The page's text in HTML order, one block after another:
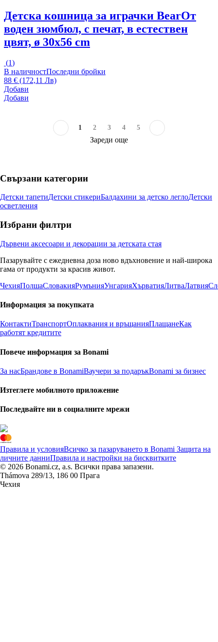
Детска кошница за играчки BearОт
воден зюмбюл, с печат, в естествен
цвят, ø 30x56 cm
(1)
В наличностПоследни бройки
88 € (172,11 Лв)
Добави
Добави
1 2 3 4 5
Зареди още
Свързани категории
Детски тапетиДетски стикериБалдахини за детско леглоДетски
осветления
Избрани филтри
Дървени аксесоари и декорации за детската стая
Пазарувайте с ежедневна доза ново вдъхновение и най-широка
гама от продукти за красив живот.
ЧехияПолшаСловакияРумънияУнгарияХърватияЛитваЛатвия
Информация за покупката
КонтактиТранспортОплаквания и връщанияПлащанеКак
работят кредитите
Повече информация за Bonami
За насБрандове в BonamiВаучери за подаръкBonami за бизнес
Изтеглете мобилното приложение
Последвайте ни в социалните мрежи
Правила и условияВсичко за пазаруването в Bonami Защита на
личните данниПравила и настройки на бисквитките
© 2026 Bonami.cz, a.s. Всички права запазени.
Thámova 289/13, 186 00 Прага
Чехия